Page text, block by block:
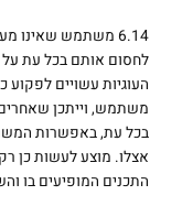
6.14 משתמש שאינו
לחסום אותם בכל עת על
העוגיות עשויים
משתמש, וייתכן שאחרים
בכל עת, באפשרות
אצלו. מוצע לעשות כן
התכנים המופיעים בו